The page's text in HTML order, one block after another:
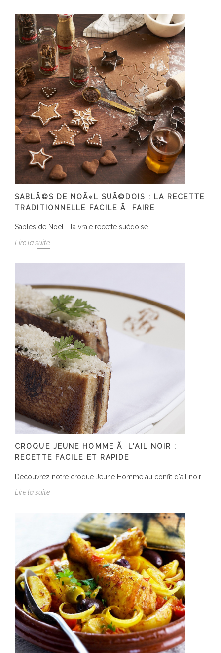
SABLÃ©S DE NOÃ«L SUÃ©DOIS : LA RECETTE
TRADITIONNELLE FACILE Ã FAIRE
Sablés de Noël - la vraie recette suédoise
Lire la suite
CROQUE JEUNE HOMME Ã L'AIL NOIR :
RECETTE FACILE ET RAPIDE
Découvrez notre croque Jeune Homme au confit d'ail noir
Lire la suite